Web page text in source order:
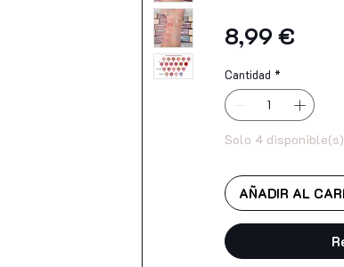
8,99 €
Cantidad *
Solo 4 disponible(s)
AÑADIR AL